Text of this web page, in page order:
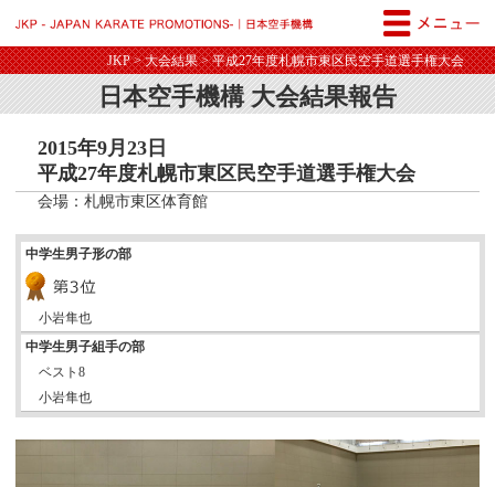
JKP>大会結果> 平成27年度札幌市東区民空手道選手権大会
日本空手機構 大会結果報告
2015年9月23日
平成27年度札幌市東区民空手道選手権大会
会場：札幌市東区体育館
中学生男子形の部
小岩隼也
中学生男子組手の部
ベスト8
小岩隼也